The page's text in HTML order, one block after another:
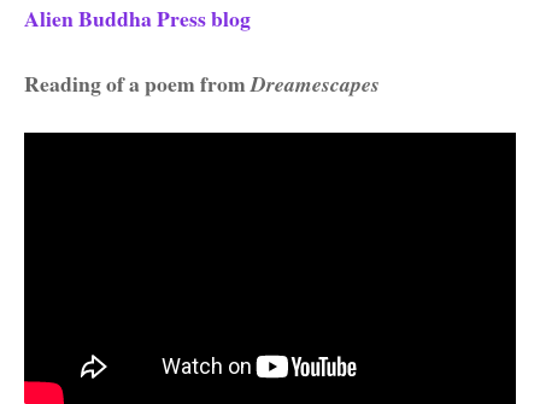
Alien Buddha Press blog
Reading of a poem fromDreamescapes